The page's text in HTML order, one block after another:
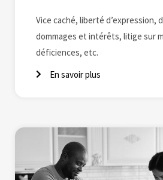
Vice caché, liberté d’expression,
dommages et intérêts, litige sur
déficiences, etc.
En savoir plus